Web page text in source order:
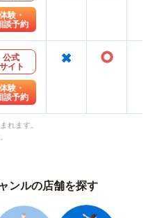
体験・
談予約
公式
サイト
体験・
談予約
× ○
れます。
ンルの店舗を探す